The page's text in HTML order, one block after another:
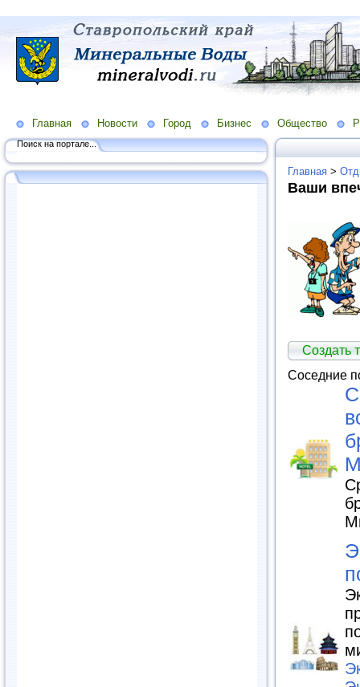
Главная Новости Город Бизнес Общество
Поиск на портале...
Главная >
Ваши
Создать
Соседние